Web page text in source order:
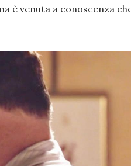
è venuta a conoscenza